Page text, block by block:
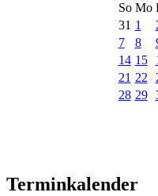
So Mo
31 1
7
8
14 15
21 22
28 29
Terminkalender